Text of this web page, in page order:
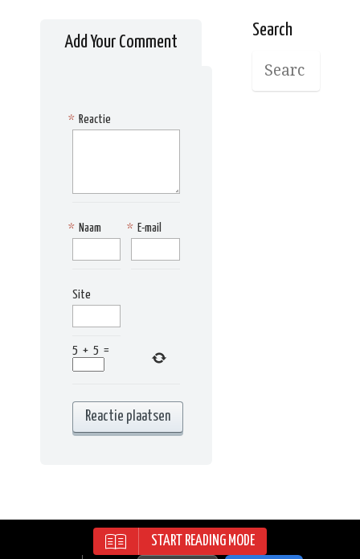
START READING MODE
Add Your Comment
Reactie
*
Naam
* E-mail
*
Site
5 + 5 =
Search
RECIPES WORDPRESS THEME | ALL